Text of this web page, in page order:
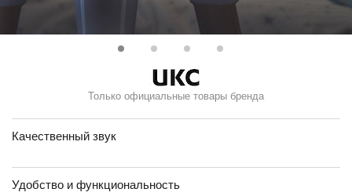
Только официальные товары бренда
Качественный звук
Удобство и функциональность